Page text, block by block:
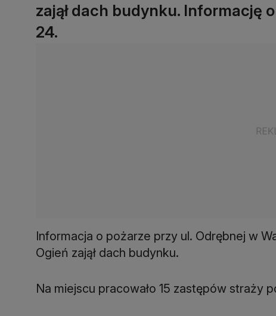
zajął dach budynku. Informację
24.
Informacja o pożarze przy ul. Odrębnej w
Ogień zajął dach budynku.
Na miejscu pracowało 15 zastępów straży